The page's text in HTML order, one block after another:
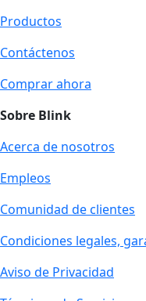
Productos
Contáctenos
Comprar ahora
Sobre Blink
Acerca de nosotros
Empleos
Comunidad de clientes
Condiciones legales,
Aviso de Privacidad